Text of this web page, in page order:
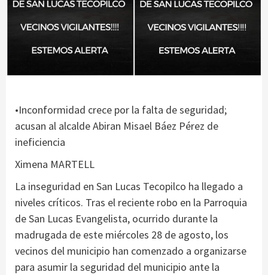
•Inconformidad crece por la falta de seguridad;
acusan al alcalde Abiran Misael Báez Pérez de
ineficiencia
Ximena MARTELL
La inseguridad en San Lucas Tecopilco ha llegado a
niveles críticos. Tras el reciente robo en la Parroquia
de San Lucas Evangelista, ocurrido durante la
madrugada de este miércoles 28 de agosto, los
vecinos del municipio han comenzado a organizarse
para asumir la seguridad del municipio ante la